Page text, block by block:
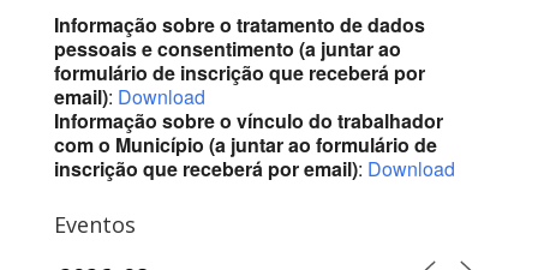
Informação sobre o tratamento de dados
pessoais e consentimento (a juntar ao
formulário de inscrição que receberá por
email): Download
Informação sobre o vínculo do trabalhador
com o Município (a juntar ao formulário de
inscrição que receberá por email): Download
Eventos